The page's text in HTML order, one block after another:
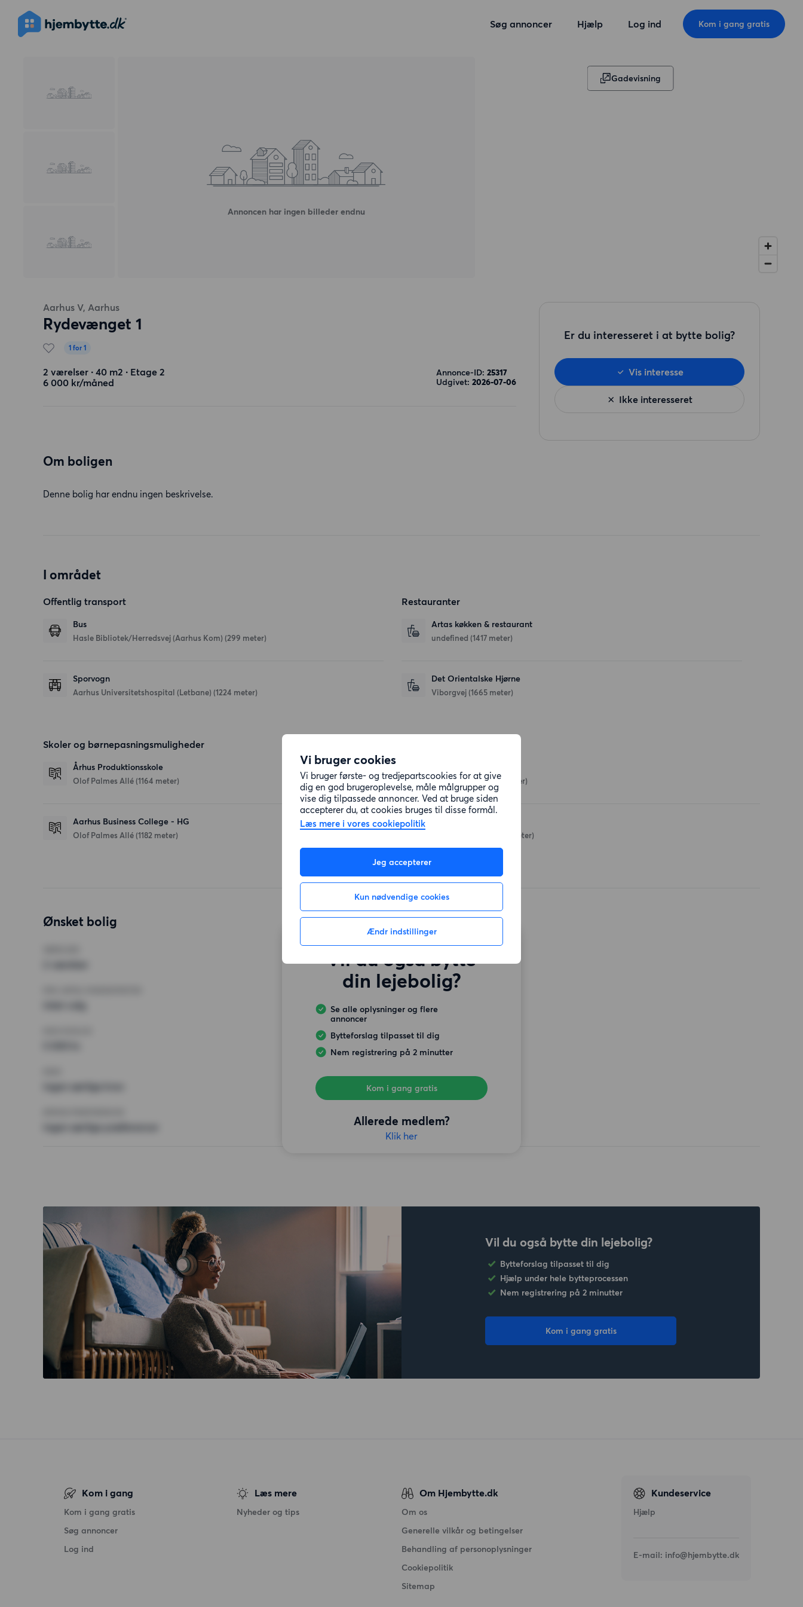
Vi bruger cookies
Vi bruger første- og tredjepartscookies for at give
dig en god brugeroplevelse, måle målgrupper og
vise dig tilpassede annoncer. Ved at bruge siden
accepterer du, at cookies bruges til disse formål.
Læs mere i vores cookiepolitik
Jeg accepterer
Kun nødvendige cookies
Ændr indstillinger
Søg annoncer Hjælp Log ind Kom i gang gratis
Annoncen har ingen billeder endnu
Gadevisning
Aarhus V, Aarhus
Rydevænget 1
1 for 1
2 værelser ∙ 40 m2 ∙ Etage 2
6 000 kr/måned
Annonce-ID: 25317
Udgivet: 2026-07-06
Om boligen
Denne bolig har endnu ingen beskrivelse.
Er du interesseret i at bytte bolig?
Ikke interesseret
Vis interesse
I området
Offentlig transport
Bus
Hasle Bibliotek/Herredsvej (Aarhus Kom) (299 meter)
Sporvogn
Aarhus Universitetshospital (Letbane) (1224 meter)
Restauranter
Artas køkken & restaurant
undefined (1417 meter)
Det Orientalske Hjørne
Viborgvej (1665 meter)
Skoler og børnepasningsmuligheder
Århus Produktionsskole
Olof Palmes Allé (1164 meter)
Aarhus Business College - HG
Olof Palmes Allé (1182 meter)
Kappelvænget(305 meter)
(881 meter)
Ønsket bolig
Vil du også bytte
din lejebolig?
Se alle oplysninger og flere
annoncer
Bytteforslag tilpasset til dig
Nem registrering på 2 minutter
Kom i gang gratis
Allerede medlem?
Klik her
Vil du også bytte din lejebolig?
Bytteforslag tilpasset til dig
Hjælp under hele bytteprocessen
Nem registrering på 2 minutter
Kom i gang gratis
Kom i gang
Kom i gang gratis
Søg annoncer
Log ind
Læs mere
Nyheder og tips
Om Hjembytte.dk
Om os
Generelle vilkår og betingelser
Behandling af personoplysninger
Cookiepolitik
Sitemap
Kundeservice
Hjælp
E-mail: info@hjembytte.dk